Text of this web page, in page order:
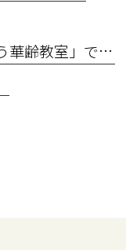
【熊野町介護予防事業「けんこう華齢教室」で講義を行いました】